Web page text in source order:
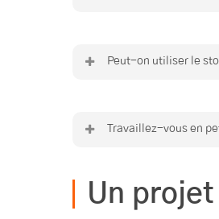
Peut-on utiliser le
Travaillez-vous en
Un